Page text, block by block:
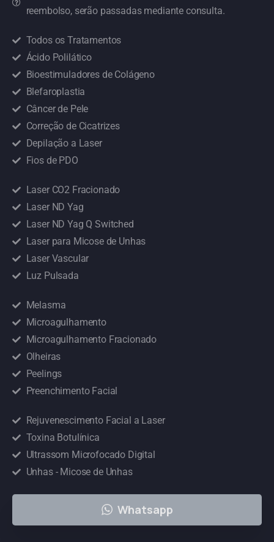
reembolso, serão passadas mediante consulta.
Todos os Tratamentos
Ácido Polilático
Bioestimuladores de Colágeno
Blefaroplastia
Câncer de Pele
Correção de Cicatrizes
Depilação a Laser
Fios de PDO
Laser CO2 Fracionado
Laser ND Yag
Laser ND Yag Q Switched
Laser para Micose de Unhas
Laser Vascular
Luz Pulsada
Melasma
Microagulhamento
Microagulhamento Fracionado
Olheiras
Peelings
Preenchimento Facial
Rejuvenescimento Facial a Laser
Toxina Botulínica
Ultrassom Microfocado Digital
Unhas - Micose de Unhas
Whatsapp